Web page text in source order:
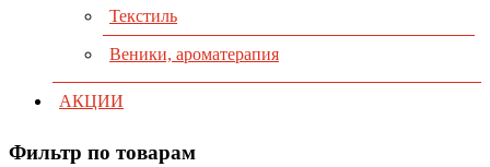
Текстиль
Веники, ароматерапия
АКЦИИ
Фильтр по товарам